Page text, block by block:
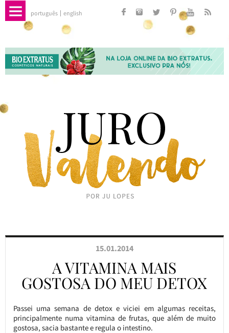
português english
15.01.2014
A VITAMINA MAIS
GOSTOSA DO MEU DETOX
Passei uma semana de detox e viciei em algumas receitas,
principalmente numa vitamina de frutas, que além de muito
gostosa, sacia bastante e regula o intestino.